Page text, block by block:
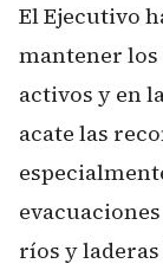
El Ejecutivo
mantener
activos y en
acate las
ríos y